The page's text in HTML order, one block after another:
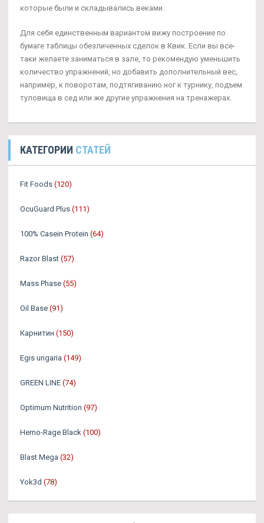
которые были и складывались веками.
Для себя единственным вариантом вижу построение по
бумаге таблицы обезличенных сделок в Квик. Если вы все-
таки желаете заниматься в зале, то рекомендую уменьшить
количество упражнений, но добавить дополнительный вес,
например, к поворотам, подтягиванию ног к турнику, подъем
туловища в сед или же другие упражнения на тренажерах.
КАТЕГОРИИ СТАТЕЙ
Fit Foods (120)
OcuGuard Plus (111)
100% Casein Protein (64)
Razor Blast (57)
Mass Phase (55)
Oil Base (91)
Карнитин (150)
Egis ungaria (149)
GREEN LINE (74)
Optimum Nutrition (97)
Hemo-Rage Black (100)
Blast Mega (32)
Yok3d (78)